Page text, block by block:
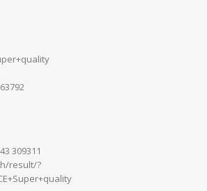
309311
result/?